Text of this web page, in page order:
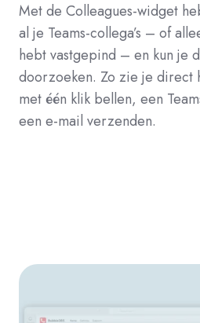
Met de Colleagues-widget
al je Teams-collega’s – of
hebt vastgepind – en kun je
doorzoeken. Zo zie je direct
met één klik bellen, een
een e-mail verzenden.